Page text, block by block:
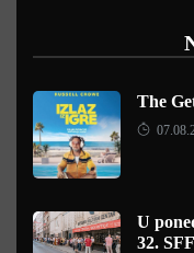
The
U
32. SFF